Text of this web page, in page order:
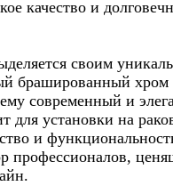
качество и
своим
брашированный хром
современный и
для установки на
и
профессионалов,